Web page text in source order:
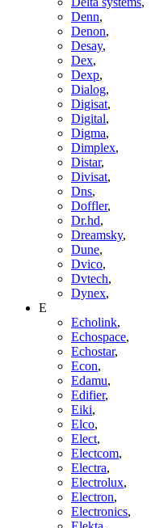
Denn,
Denon,
Desay,
Dex,
Dexp,
Dialog,
Digisat,
Digital,
Digma,
Dimplex,
Distar,
Divisat,
Dns,
Doffler,
Dr.hd,
Dreamsky,
Dune,
Dvico,
Dvtech,
Dynex,
E
Echolink,
Echospace,
Echostar,
Econ,
Edamu,
Edifier,
Eiki,
Elco,
Elect,
Electcom,
Electra,
Electrolux,
Electron,
Electronics,